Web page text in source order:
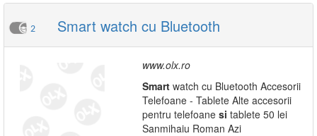
2 Smart watch cu Bluetooth
www.olx.ro
Smart watch cu Bluetooth Accesorii
Telefoane - Tablete Alte accesorii
pentru telefoane si tablete 50 lei
Sanmihaiu Roman Azi